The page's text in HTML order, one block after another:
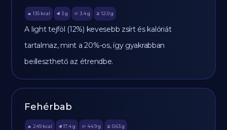
🔥 135 kcal 🥩 3 g 🥔 3.4g 🫒 12.0 g
A light tejföl (12%) kevesebb zsírt és kalóriát
tartalmaz, mint a 20%-os, így gyakrabban
beilleszthető az étrendbe.
Fehérbab
🔥 249 kcal 🥩 17.4 g 🥔 44.9g 🫒 0.63 g